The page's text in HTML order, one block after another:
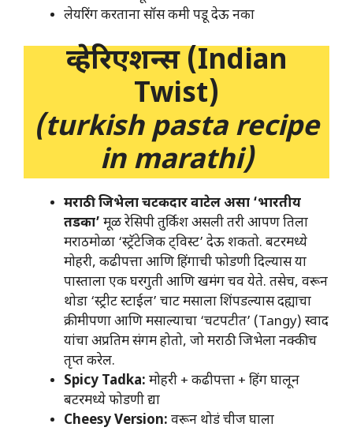
लेयरिंग करताना सॉस कमी पडू देऊ नका
व्हेरिएशन्स (Indian
Twist)
(turkish pasta recipe
in marathi)
मराठी जिभेला चटकदार वाटेल असा ‘भारतीय
तडका’ मूळ रेसिपी तुर्किश असली तरी आपण तिला
मराठमोळा ‘स्ट्रॅटेजिक ट्विस्ट’ देऊ शकतो. बटरमध्ये
मोहरी, कढीपत्ता आणि हिंगाची फोडणी दिल्यास या
पास्ताला एक घरगुती आणि खमंग चव येते. तसेच, वरून
थोडा ‘स्ट्रीट स्टाईल’ चाट मसाला शिंपडल्यास दह्याचा
क्रीमीपणा आणि मसाल्याचा ‘चटपटीत’ (Tangy) स्वाद
यांचा अप्रतिम संगम होतो, जो मराठी जिभेला नक्कीच
तृप्त करेल.
Spicy Tadka: मोहरी + कढीपत्ता + हिंग घालून
बटरमध्ये फोडणी द्या
Cheesy Version: वरून थोडं चीज घाला